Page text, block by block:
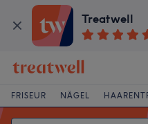
Treatwell
FRISEUR NÄGEL